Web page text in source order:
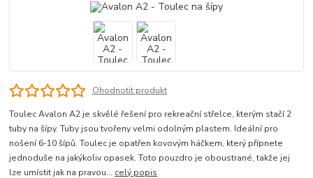
Ohodnotit produkt
Toulec Avalon A2 je skvělé řešení pro rekreační střelce, kterým stačí 2
tuby na šípy. Tuby jsou tvořeny velmi odolným plastem. Ideální pro
nošení 6-10 šípů. Toulec je opatřen kovovým háčkem, který přípnete
jednoduše na jakýkoliv opasek. Toto pouzdro je oboustrané, takže jej
lze umístit jak na pravou... celý popis